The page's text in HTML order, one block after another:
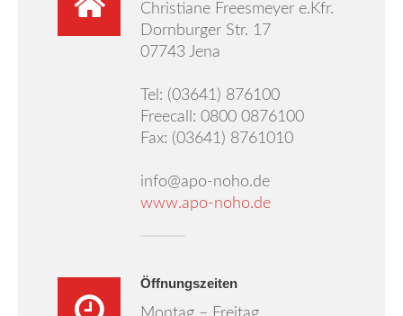
Notdienst
Jobs
Über uns
Christiane Freesmeyer e.Kfr.
Dornburger Str. 17
07743 Jena
Tel: (03641) 876100
Freecall: 0800 0876100
Fax: (03641) 8761010
info@apo-noho.de
www.apo-noho.de
Öffnungszeiten